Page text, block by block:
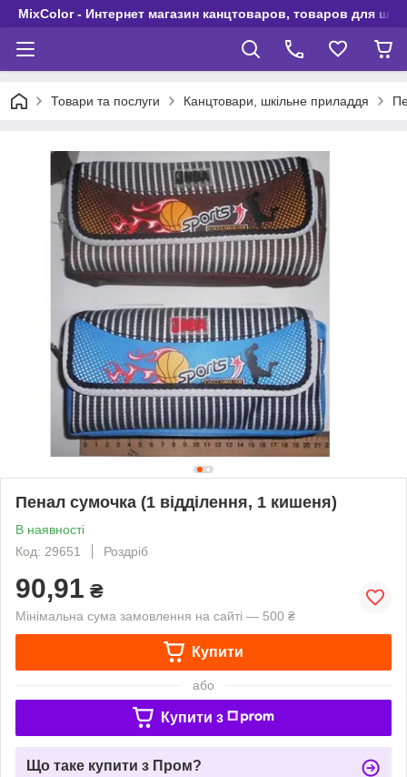
MixColor - Интернет магазин канцтоваров, товаров для
Товари та послуги Канцтовари, шкільне приладдя
Пенал сумочка (1 відділення, 1 кишеня)
В наявності
Код: 29651
Роздріб
90,91 ₴
Мінімальна сума замовлення на сайті — 500 ₴
Купити
або
Купити з
Що таке купити з Пром?